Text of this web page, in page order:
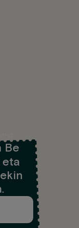
Be